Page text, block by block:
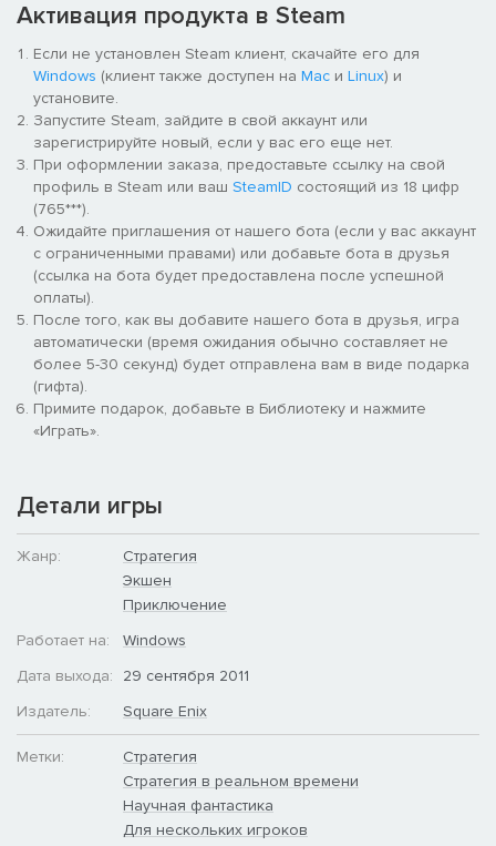
Ключевые особенности:
Новая игровая фракция:Совершенно новая
играбельная фракция станет доступна в
многопользовательских режимах и будет главной угрозой
в новой кампании. Этот коварный и хитроумный враг
обладает передовыми технологиями и является
настоящим мастером квантовых технологий. Новое
оружие, новые стратегии, новые завоевания!
Новые юниты:110 новых наземных, морских, воздушных,
базовых и экспериментальных юнитов, которые позволят
развивать армии, устранять стратегические слабости или
воплощать военные доктрины фракций в их высшем
выражении.
Эпические масштабы войны:
флоты, орбитальное оружие и передовые технологии
контрразведки предоставляют командирам
многопользовательских сражений дают игрокам новые
возможности доказать свое превосходство.
Новая одиночная кампания:
кампанию, собирая свои силы, чтобы спасти человечество
Активация продукта в Steam
Если не установлен Steam клиент, скачайте его для
Windows (клиент также доступен на Mac и Linux) и
установите.
Запустите Steam, зайдите в свой аккаунт или
зарегистрируйте новый, если у вас его еще нет.
При оформлении заказа, предоставьте ссылку на свой
профиль в Steam или ваш SteamID состоящий из 18 цифр
(765***).
Ожидайте приглашения от нашего бота (если у вас аккаунт
с ограниченными правами) или добавьте бота в друзья
(ссылка на бота будет предоставлена после успешной
оплаты).
После того, как вы добавите нашего бота в друзья, игра
автоматически (время ожидания обычно составляет не
более 5-30 секунд) будет отправлена вам в виде подарка
(гифта).
Примите подарок, добавьте в Библиотеку и нажмите
«Играть».
Детали игры
Жанр:
Стратегия
Экшен
Приключение
Работает на:
Windows
Дата выхода:
29 сентября 2011
Издатель:
Square Enix
Метки:
Стратегия
Стратегия в реальном времени
Научная фантастика
Для нескольких игроков